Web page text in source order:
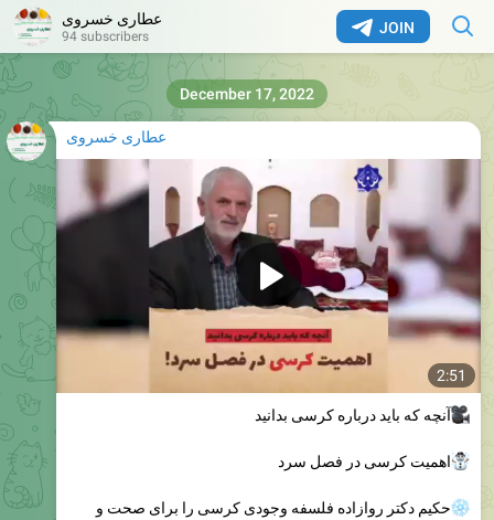
JOIN عطاری خسروی
94 subscribers
عطاری خسروی
2:51
آنچه که باید درباره کرسی بدانید
اهمیت کرسی در فصل سرد
حکیم دکتر روازاده فلسفه وجودی کرسی را برای صحت و
December 17, 2022